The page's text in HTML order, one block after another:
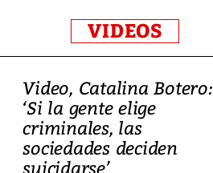
VIDEOS
Video, Catalina Botero:
‘Si la gente elige
criminales, las
sociedades deciden
suicidarse’